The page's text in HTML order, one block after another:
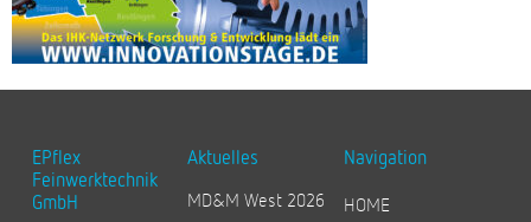
EPflex
Feinwerktechnik
GmbH
Aktuelles
MD&M West 2026
Navigation
HOME